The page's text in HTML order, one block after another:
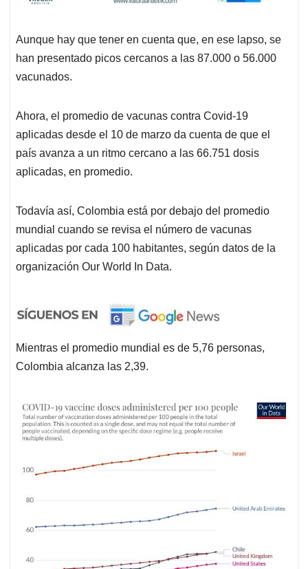
Aunque hay que tener en cuenta que, en ese lapso, se
han presentado picos cercanos a las 87.000 o 56.000
vacunados.
Ahora, el promedio de vacunas contra Covid-19
aplicadas desde el 10 de marzo da cuenta de que el
país avanza a un ritmo cercano a las 66.751 dosis
aplicadas, en promedio.
Todavía así, Colombia está por debajo del promedio
mundial cuando se revisa el número de vacunas
aplicadas por cada 100 habitantes, según datos de la
organización Our World In Data.
Mientras el promedio mundial es de 5,76 personas,
Colombia alcanza las 2,39.